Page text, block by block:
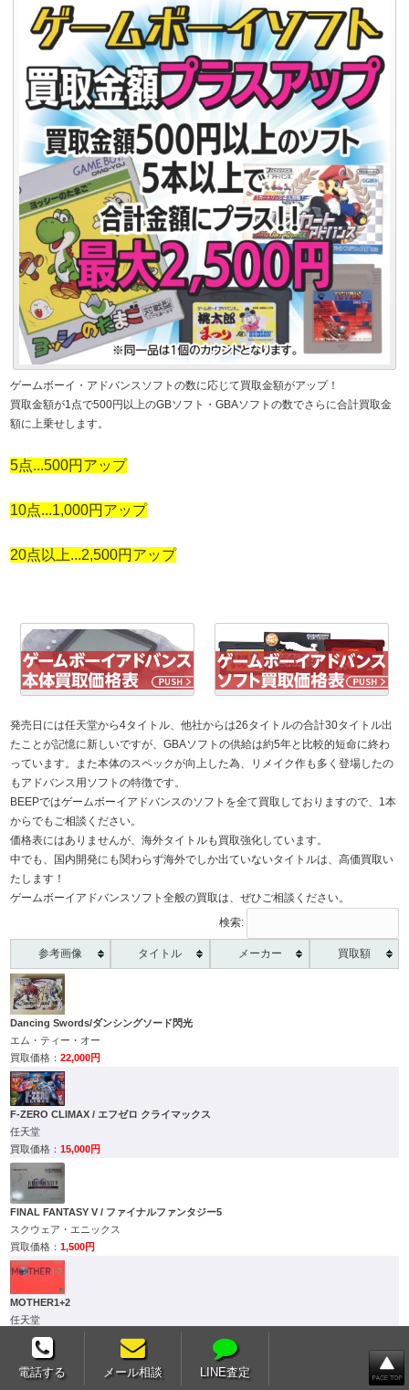
ゲームボーイ・アドバンスソフトの数に応じて買取金額がアップ！
買取金額が1点で500円以上のGBソフト・GBAソフトの数でさらに合計買取金
額に上乗せします。
5点...500円アップ
10点...1,000円アップ
20点以上...2,500円アップ
発売日には任天堂から4タイトル、他社からは26タイトルの合計30タイトル出
たことが記憶に新しいですが、GBAソフトの供給は約5年と比較的短命に終わ
っています。また本体のスペックが向上した為、リメイク作も多く登場したの
もアドバンス用ソフトの特徴です。
BEEPではゲームボーイアドバンスのソフトを全て買取しておりますので、1本
からでもご相談ください。
価格表にはありませんが、海外タイトルも買取強化しています。
中でも、国内開発にも関わらず海外でしか出ていないタイトルは、高価買取い
たします！
ゲームボーイアドバンスソフト全般の買取は、ぜひご相談ください。
検索:
参考画像 タイトル メーカー 買取額
Dancing Swords/ダンシングソード閃光
エム・ティー・オー
22,000円
F-ZERO CLIMAX / エフゼロ クライマックス
任天堂
15,000円
FINAL FANTASY V / ファイナルファンタジー5
スクウェア・エニックス
1,500円
MOTHER1+2
任天堂
電話する メール相談 LINE査定